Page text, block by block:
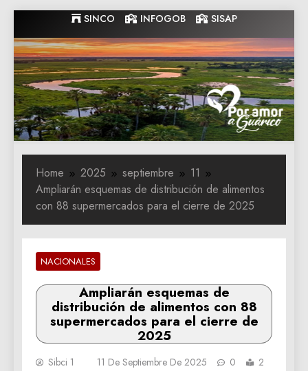
to
content
SINCO INFOGOB SISAP
Gobernacion
de Guarico
Gobernacion de Guarico
Home 2025 septiembre
11
Ampliarán esquemas de distribución de alimentos
con 88 supermercados para el cierre de 2025
NACIONALES
Ampliarán esquemas de
distribución de alimentos con 88
supermercados para el cierre de
2025
Sibci 1 11 De Septiembre De 2025 0
2